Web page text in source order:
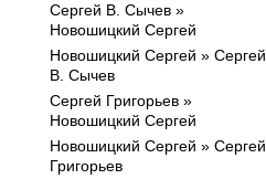
Сергей В. Сычев »
Новошицкий Сергей
Новошицкий Сергей » Сергей
В. Сычев
Сергей Григорьев »
Новошицкий Сергей
Новошицкий Сергей » Сергей
Григорьев